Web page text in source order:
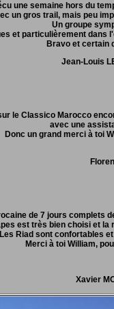
une semaine hors du
un gros trail, mais peu
Un groupe
et particulièrement dans
Bravo et certain
Jean-Louis
le Classico Marocco
avec une
Donc un grand merci à toi
de 7 jours complets
est très bien choisi et
Les Riad sont confortables
Merci à toi William,
Xavier